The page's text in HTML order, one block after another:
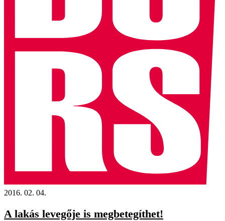
2016. 02. 04.
A lakás levegője is megbetegíthet!